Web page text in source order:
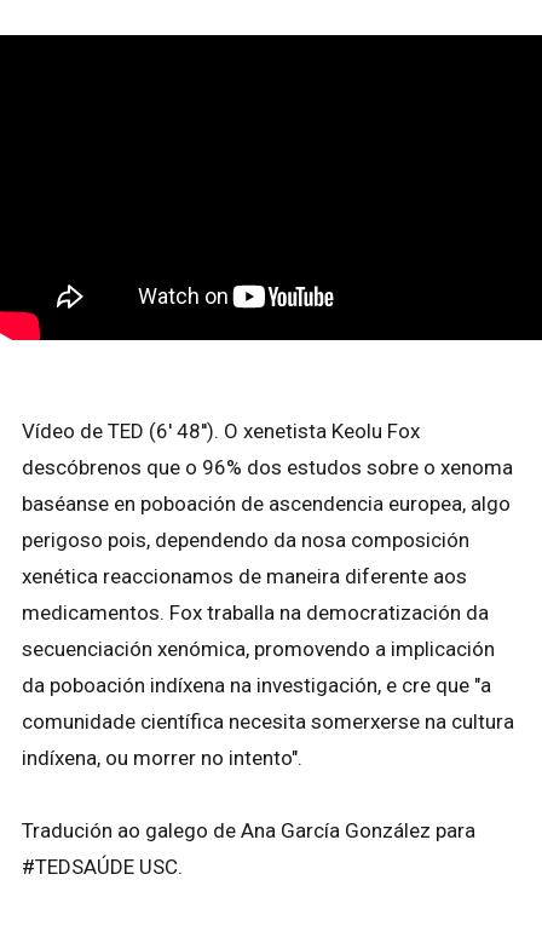
Vídeo de TED (6' 48''). O xenetista Keolu Fox
descóbrenos que o 96% dos estudos sobre o xenoma
baséanse en poboación de ascendencia europea, algo
perigoso pois, dependendo da nosa composición
xenética reaccionamos de maneira diferente aos
medicamentos. Fox traballa na democratización da
secuenciación xenómica, promovendo a implicación
da poboación indíxena na investigación, e cre que "a
comunidade científica necesita somerxerse na cultura
indíxena, ou morrer no intento".
Tradución ao galego de Ana García González para
#TEDSAÚDE USC.